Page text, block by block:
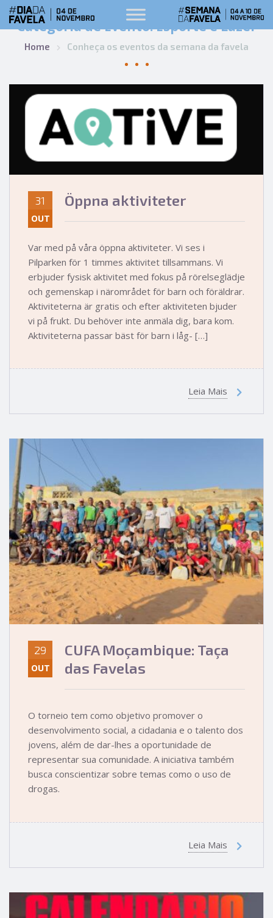
Categoria de Evento:Esporte e Lazer
Home Conheça os eventos da semana da favela
31
OUT
Öppna aktiviteter
Var med på våra öppna aktiviteter. Vi ses i
Pilparken för 1 timmes aktivitet tillsammans. Vi
erbjuder fysisk aktivitet med fokus på rörelseglädje
och gemenskap i närområdet för barn och föräldrar.
Aktiviteterna är gratis och efter aktiviteten bjuder
vi på frukt. Du behöver inte anmäla dig, bara kom.
Aktiviteterna passar bäst för barn i låg- […]
Leia Mais
29
OUT
CUFA Moçambique: Taça
das Favelas
O torneio tem como objetivo promover o
desenvolvimento social, a cidadania e o talento dos
jovens, além de dar-lhes a oportunidade de
representar sua comunidade. A iniciativa também
busca conscientizar sobre temas como o uso de
drogas.
Leia Mais